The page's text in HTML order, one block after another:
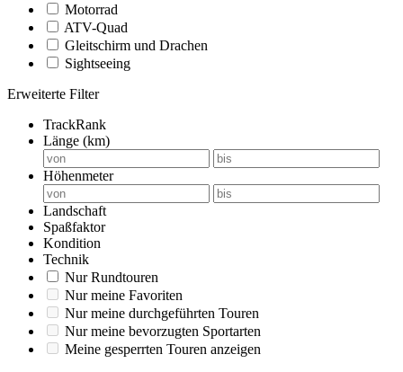
Motorrad
ATV-Quad
Gleitschirm und Drachen
Sightseeing
Erweiterte Filter
TrackRank
Länge (km)
Höhenmeter
Landschaft
Spaßfaktor
Kondition
Technik
Nur Rundtouren
Nur meine Favoriten
Nur meine durchgeführten Touren
Nur meine bevorzugten Sportarten
Meine gesperrten Touren anzeigen